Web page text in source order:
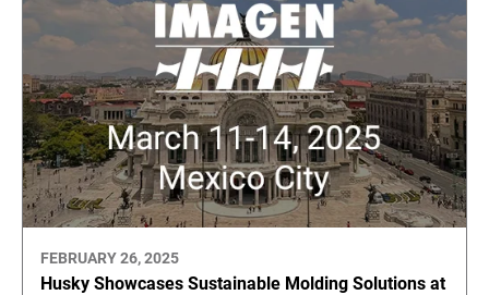
FEBRUARY 26, 2025
Husky Showcases Sustainable Molding Solutions at